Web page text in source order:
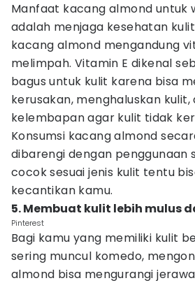
Manfaat kacang almond untuk
adalah menjaga kesehatan
kacang almond mengandung
melimpah. Vitamin E dikenal
bagus untuk kulit karena bisa
kerusakan, menghaluskan kulit,
kelembapan agar kulit tidak
Konsumsi kacang almond
dibarengi dengan penggunaan
cocok sesuai jenis kulit tentu
kecantikan kamu.
5. Membuat kulit lebih mulus
Pinterest
Bagi kamu yang memiliki kulit
sering muncul komedo,
almond bisa mengurangi